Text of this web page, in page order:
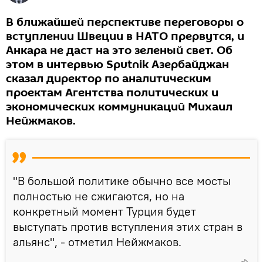
В ближайшей перспективе переговоры о
вступлении Швеции в НАТО прервутся, и
Анкара не даст на это зеленый свет. Об
этом в интервью Sputnik Азербайджан
сказал директор по аналитическим
проектам Агентства политических и
экономических коммуникаций Михаил
Нейжмаков.
"В большой политике обычно все мосты
полностью не сжигаются, но на
конкретный момент Турция будет
выступать против вступления этих стран в
альянс", - отметил Нейжмаков.